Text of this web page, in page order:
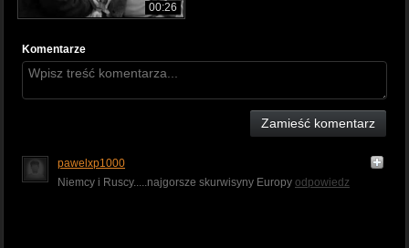
00:26
Komentarze
Zamieść komentarz
pawelxp1000
Niemcy i Ruscy.....najgorsze skurwisyny Europy odpowiedz